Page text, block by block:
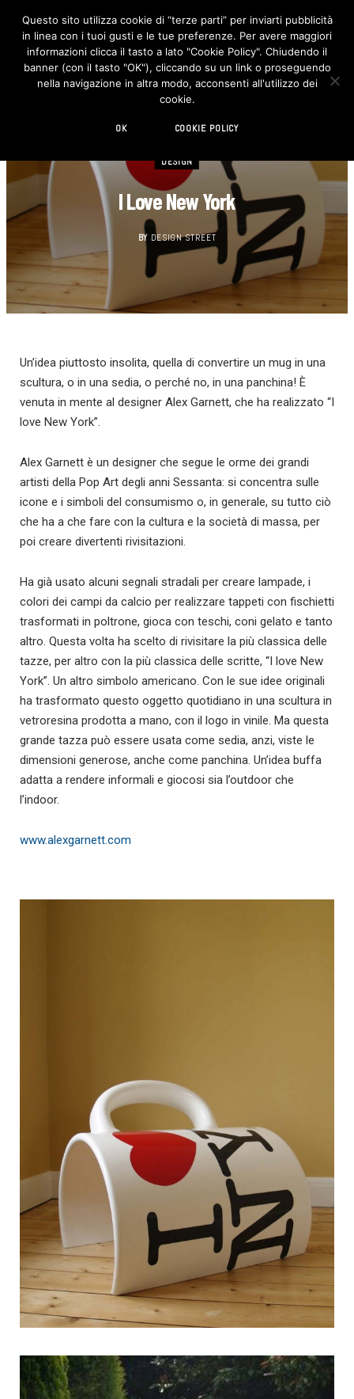
F
c
e
b
o
I
n
s
t
DESIGN
I Love New York
BY DESIGN STREET
Un’idea piuttosto insolita, quella di convertire un mug in una
scultura, o in una sedia, o perché no, in una panchina! È
venuta in mente al designer Alex Garnett, che ha realizzato “I
love New York”.
Alex Garnett è un designer che segue le orme dei grandi
artisti della Pop Art degli anni Sessanta: si concentra sulle
icone e i simboli del consumismo o, in generale, su tutto ciò
che ha a che fare con la cultura e la società di massa, per
poi creare divertenti rivisitazioni.
Ha già usato alcuni segnali stradali per creare lampade, i
colori dei campi da calcio per realizzare tappeti con fischietti
trasformati in poltrone, gioca con teschi, coni gelato e tanto
altro. Questa volta ha scelto di rivisitare la più classica delle
tazze, per altro con la più classica delle scritte, “I love New
York”. Un altro simbolo americano. Con le sue idee originali
ha trasformato questo oggetto quotidiano in una scultura in
vetroresina prodotta a mano, con il logo in vinile. Ma questa
grande tazza può essere usata come sedia, anzi, viste le
dimensioni generose, anche come panchina. Un’idea buffa
adatta a rendere informali e giocosi sia l’outdoor che
l’indoor.
www.alexgarnett.com
Questo sito utilizza cookie di “terze parti” per inviarti pubblicità
in linea con i tuoi gusti e le tue preferenze. Per avere maggiori
informazioni clicca il tasto a lato "Cookie Policy". Chiudendo il
banner (con il tasto "OK"), cliccando su un link o proseguendo
nella navigazione in altra modo, acconsenti all'utilizzo dei
cookie.
OK COOKIE POLICY